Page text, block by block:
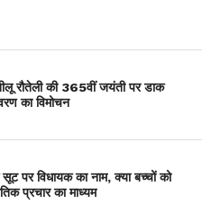
तीलू रौतेली की 365वीं जयंती पर डाक
का विमोचन
पर विधायक का नाम, क्या बच्चों को
प्रचार का माध्यम